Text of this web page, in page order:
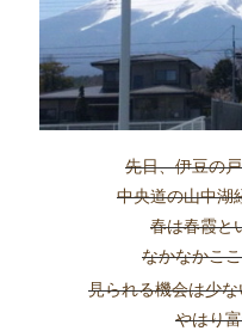
先日、伊豆の
中央道の山中湖
春は春霞と
なかなかこ
見られる機会は少
やはり